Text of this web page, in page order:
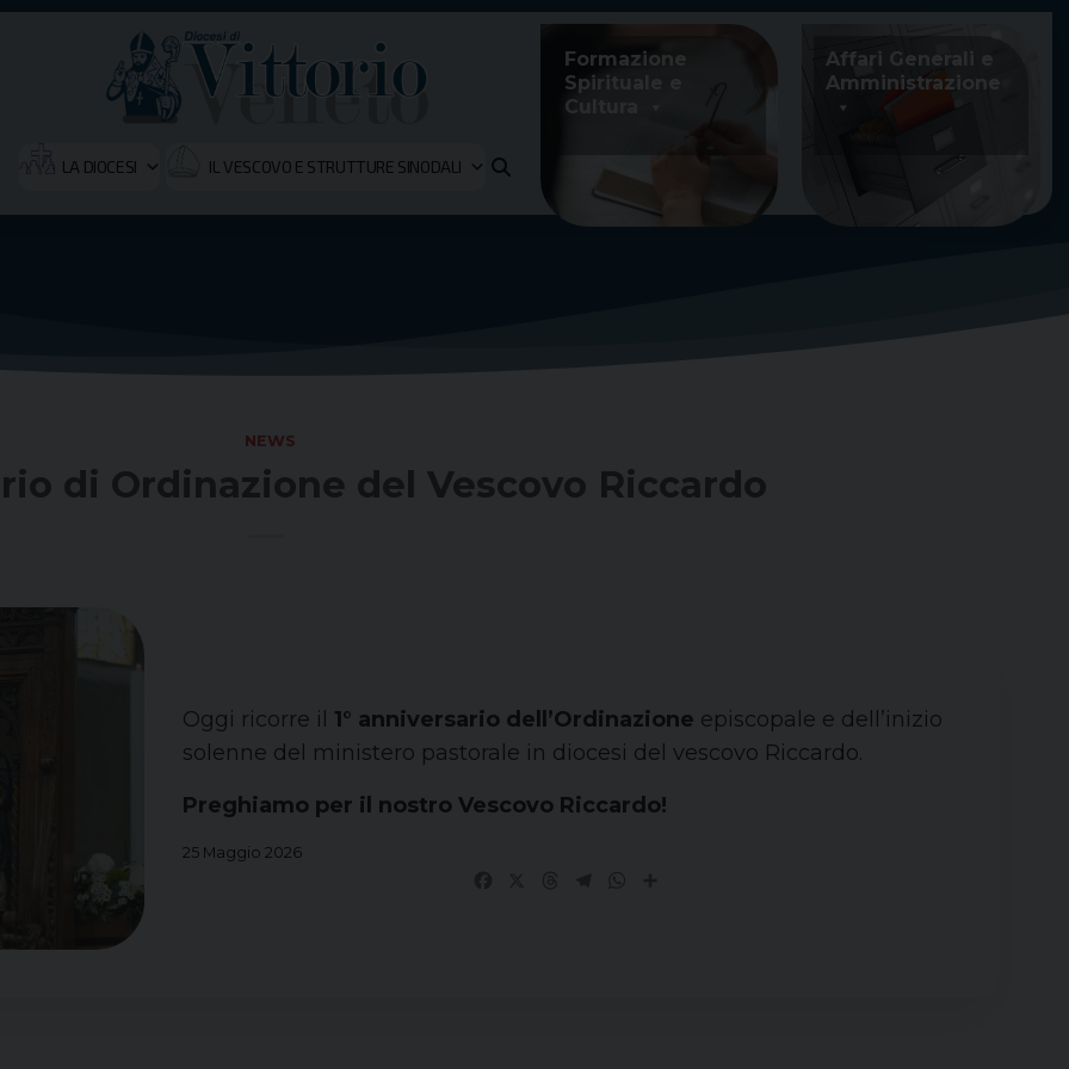
LA DIOCESI IL VESCOVO E STRUTTURE SINODALI
Formazione
Spirituale e
Cultura
Affari Generali e
Amministrazione
NEWS
di Ordinazione del Vescovo Riccardo
Oggi ricorre il 1° anniversario dell’Ordinazione episcopale e dell’inizio
solenne del ministero pastorale in diocesi del vescovo Riccardo.
Preghiamo per il nostro Vescovo Riccardo!
25 Maggio 2026